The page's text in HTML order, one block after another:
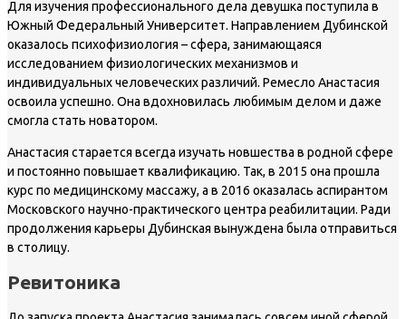
Для изучения профессионального дела девушка поступила в
Южный Федеральный Университет. Направлением Дубинской
оказалось психофизиология – сфера, занимающаяся
исследованием физиологических механизмов и
индивидуальных человеческих различий. Ремесло Анастасия
освоила успешно. Она вдохновилась любимым делом и даже
смогла стать новатором.
Анастасия старается всегда изучать новшества в родной сфере
и постоянно повышает квалификацию. Так, в 2015 она прошла
курс по медицинскому массажу, а в 2016 оказалась аспирантом
Московского научно-практического центра реабилитации. Ради
продолжения карьеры Дубинская вынуждена была отправиться
в столицу.
Ревитоника